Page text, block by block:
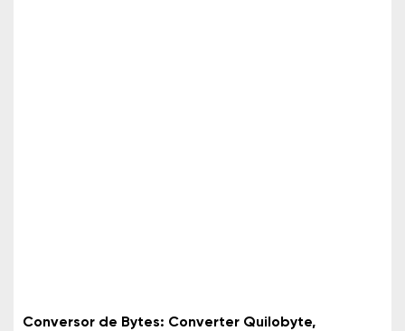
Conversor de Bytes: Converter Quilobyte,